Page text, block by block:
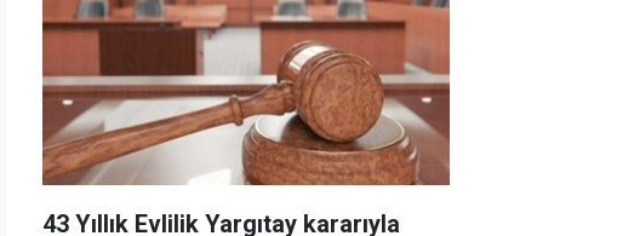
43 Yıllık Evlilik Yargıtay kararıyla